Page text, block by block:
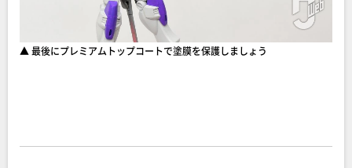
▲ 最後にプレミアムトップコートで塗膜を保護しましょう